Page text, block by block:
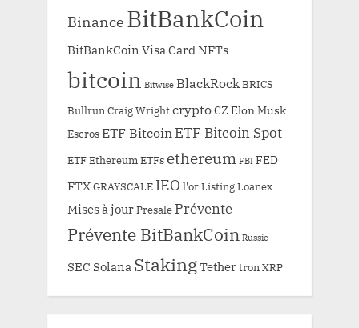
Binance BitBankCoin
BitBankCoin Visa Card NFTs
bitcoin Bitwise BlackRockBRICS
Bullrun Craig WrightcryptoCZ Elon Musk
EscrosETF Bitcoin ETF Bitcoin Spot
ETF Ethereum ETFs ethereum FBI FED
FTXGRAYSCALE IEO l'orListingLoanex
Mises à jourPresale Prévente
Prévente BitBankCoin Russie
SEC Solana StakingTethertron XRP